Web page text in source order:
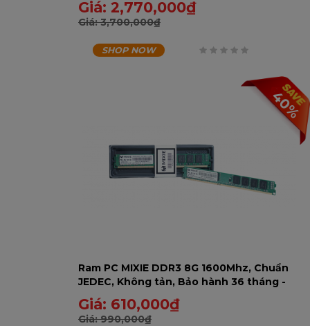
Giá: 2,770,000₫
Giá:3,700,000₫
SHOP NOW
40%
Ram PC MIXIE DDR3 8G 1600Mhz, Chuẩn
JEDEC, Không tản, Bảo hành 36 tháng -
8GD31600-U
Giá: 610,000₫
Giá:990,000₫